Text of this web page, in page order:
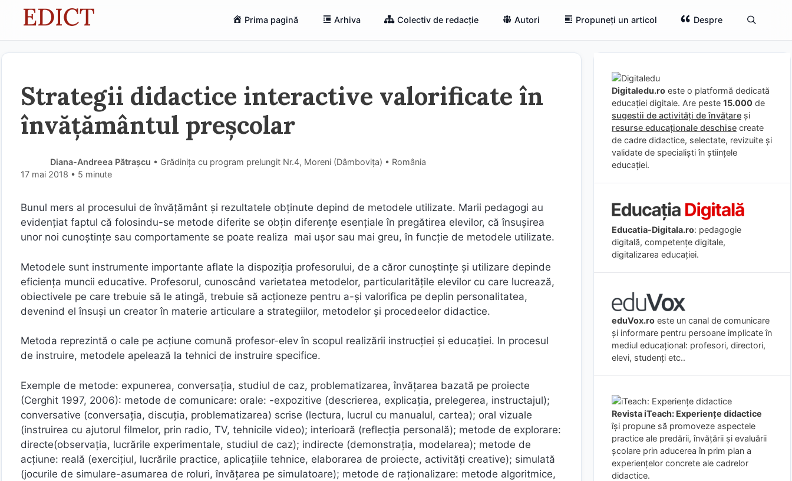
Prima pagină Arhiva Colectiv de redacție Autori Propuneți un articol Despre
Strategii didactice interactive valorificate în
învăţământul preşcolar
Diana-Andreea Pătrașcu • Grădinița cu program prelungit Nr.4, Moreni (Dâmboviţa) • România
17 mai 2018 • 5 minute
Bunul mers al procesului de învăţământ şi rezultatele obţinute depind de metodele utilizate. Marii pedagogi au
evidenţiat faptul că folosindu-se metode diferite se obţin diferenţe esenţiale în pregătirea elevilor, că însuşirea
unor noi cunoştinţe sau comportamente se poate realiza mai uşor sau mai greu, în funcţie de metodele utilizate.
Metodele sunt instrumente importante aflate la dispoziţia profesorului, de a căror cunoştinţe şi utilizare depinde
eficienţa muncii educative. Profesorul, cunoscând varietatea metodelor, particularităţile elevilor cu care lucrează,
obiectivele pe care trebuie să le atingă, trebuie să acţioneze pentru a-şi valorifica pe deplin personalitatea,
devenind el însuşi un creator în materie articulare a strategiilor, metodelor şi procedeelor didactice.
Metoda reprezintă o cale pe acțiune comună profesor-elev în scopul realizării instrucției și educației. In procesul
de instruire, metodele apelează la tehnici de instruire specifice.
Exemple de metode: expunerea, conversația, studiul de caz, problematizarea, învățarea bazată pe proiecte
(Cerghit 1997, 2006): metode de comunicare: orale: -expozitive (descrierea, explicaţia, prelegerea, instructajul);
conversative (conversaţia, discuţia, problematizarea) scrise (lectura, lucrul cu manualul, cartea); oral vizuale
(instruirea cu ajutorul filmelor, prin radio, TV, tehnicile video); interioară (reflecţia personală); metode de explorare:
directe(observaţia, lucrările experimentale, studiul de caz); indirecte (demonstraţia, modelarea); metode de
acţiune: reală (exerciţiul, lucrările practice, aplicaţiile tehnice, elaborarea de proiecte, activităţi creative); simulată
(jocurile de simulare-asumarea de roluri, învăţarea pe simulatoare); metode de raţionalizare: metode algoritmice,
Digitaledu.ro este o platformă dedicată
educației digitale. Are peste 15.000 de
sugestii de activități de învățare și
resurse educaționale deschise create
de cadre didactice, selectate, revizuite și
validate de specialiști în științele
educației.
Educatia-Digitala.ro: pedagogie
digitală, competențe digitale,
digitalizarea educației.
eduVox.ro este un canal de comunicare
și informare pentru persoane implicate în
mediul educațional: profesori, directori,
elevi, studenți etc..
Revista iTeach: Experienţe didactice
îşi propune să promoveze aspectele
practice ale predării, învăţării şi evaluării
şcolare prin aducerea în prim plan a
experienţelor concrete ale cadrelor
didactice.